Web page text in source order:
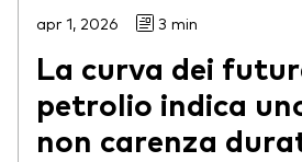
apr 1, 2026 3 min
La curva dei
petrolio indica
non carenza